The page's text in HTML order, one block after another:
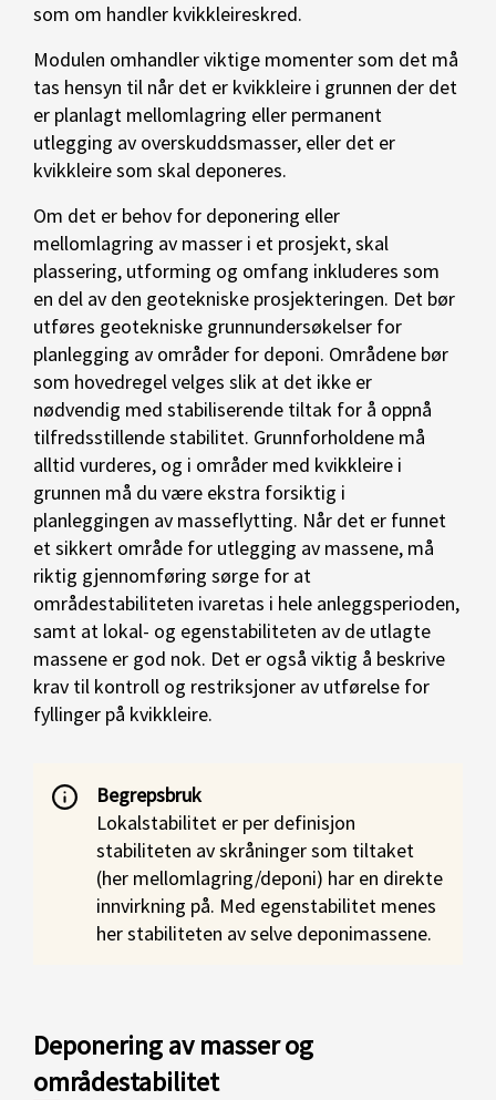
som om handler kvikkleireskred.
Modulen omhandler viktige momenter som det må
tas hensyn til når det er kvikkleire i grunnen der det
er planlagt mellomlagring eller permanent
utlegging av overskuddsmasser, eller det er
kvikkleire som skal deponeres.
Om det er behov for deponering eller
mellomlagring av masser i et prosjekt, skal
plassering, utforming og omfang inkluderes som
en del av den geotekniske prosjekteringen. Det bør
utføres geotekniske grunnundersøkelser for
planlegging av områder for deponi. Områdene bør
som hovedregel velges slik at det ikke er
nødvendig med stabiliserende tiltak for å oppnå
tilfredsstillende stabilitet. Grunnforholdene må
alltid vurderes, og i områder med kvikkleire i
grunnen må du være ekstra forsiktig i
planleggingen av masseflytting. Når det er funnet
et sikkert område for utlegging av massene, må
riktig gjennomføring sørge for at
områdestabiliteten ivaretas i hele anleggsperioden,
samt at lokal- og egenstabiliteten av de utlagte
massene er god nok. Det er også viktig å beskrive
krav til kontroll og restriksjoner av utførelse for
fyllinger på kvikkleire.
Begrepsbruk
Lokalstabilitet er per definisjon
stabiliteten av skråninger som tiltaket
(her mellomlagring/deponi) har en direkte
innvirkning på. Med egenstabilitet menes
her stabiliteten av selve deponimassene.
Deponering av masser og
områdestabilitet